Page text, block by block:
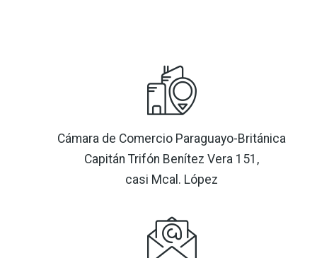
Cámara de Comercio Paraguayo-Británica
Capitán Trifón Benítez Vera 151,
casi Mcal. López